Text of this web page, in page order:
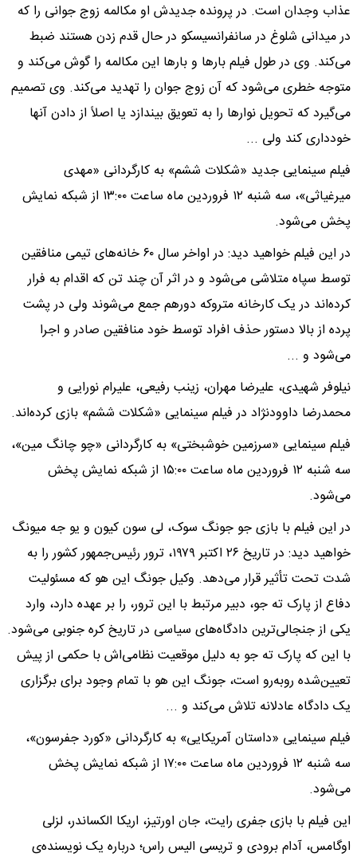
عذاب وجدان است. در پرونده جدیدش او مکالمه زوج جوانی را که
در میدانی شلوغ در سانفرانسیسکو در حال قدم زدن هستند ضبط
می‌کند. وی در طول فیلم بار‌ها و بار‌ها این مکالمه را گوش می‌کند و
متوجه خطری می‌شود که آن زوج جوان را تهدید می‌کند. وی تصمیم
می‌گیرد که تحویل نوار‌ها را به تعویق بیندازد یا اصلاً از دادن آنها
خودداری کند ولی ...
فیلم سینمایی جدید «شکلات ششم» به کارگردانی «مهدی
میرغیاثی»، سه شنبه ۱۲ فروردین ماه ساعت ۱۳:۰۰ از شبکه نمایش
پخش می‌شود.
در این فیلم خواهید دید: در اواخر سال ۶۰ خانه‌های تیمی منافقین
توسط سپاه متلاشی می‌شود و در اثر آن چند تن که اقدام به فرار
کرده‌اند در یک کارخانه متروکه دورهم جمع می‌شوند ولی در پشت
پرده از بالا دستور حذف افراد توسط خود منافقین صادر و اجرا
می‌شود و ...
نیلوفر شهیدی، علیرضا مهران، زینب رفیعی، علیرام نورایی و
محمدرضا داوودنژاد در فیلم سینمایی «شکلات ششم» بازی کرده‌اند.
فیلم سینمایی «سرزمین خوشبختی» به کارگردانی «چو چانگ مین»،
سه شنبه ۱۲ فروردین ماه ساعت ۱۵:۰۰ از شبکه نمایش پخش
می‌شود.
در این فیلم با بازی جو جونگ سوک، لی سون کیون و یو جه میونگ
خواهید دید: در تاریخ ۲۶ اکتبر ۱۹۷۹، ترور رئیس‌جمهور کشور را به
شدت تحت تأثیر قرار می‌دهد. وکیل جونگ این هو که مسئولیت
دفاع از پارک ته جو، دبیر مرتبط با این ترور، را بر عهده دارد، وارد
یکی از جنجالی‌ترین دادگاه‌های سیاسی در تاریخ کره جنوبی می‌شود.
با این که پارک ته جو به دلیل موقعیت نظامی‌اش با حکمی از پیش
تعیین‌شده رو‌به‌رو است، جونگ این هو با تمام وجود برای برگزاری
یک دادگاه عادلانه تلاش می‌کند و ...
فیلم سینمایی «داستان آمریکایی» به کارگردانی «کورد جفرسون»،
سه شنبه ۱۲ فروردین ماه ساعت ۱۷:۰۰ از شبکه نمایش پخش
می‌شود.
این فیلم با بازی جفری رایت، جان اورتیز، اریکا الکساندر، لزلی
اوگامس، آدام برودی و تریسی الیس راس؛ درباره یک نویسنده‌ی